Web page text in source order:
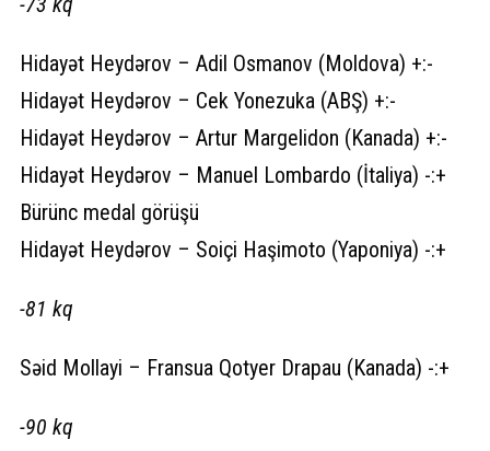
Hidayət Heydərov – Adil Osmanov (Moldova) +:-
Hidayət Heydərov – Cek Yonezuka (ABŞ) +:-
Hidayət Heydərov – Artur Margelidon (Kanada) +:-
Hidayət Heydərov – Manuel Lombardo (İtaliya) -:+
Bürünc medal görüşü
Hidayət Heydərov – Soiçi Haşimoto (Yaponiya) -:+
-81 kq
Səid Mollayi – Fransua Qotyer Drapau (Kanada) -:+
-90 kq